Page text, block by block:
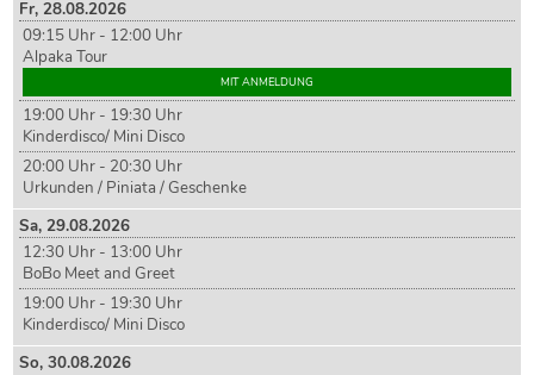
Fr,28.08.2026
09:15 Uhr - 12:00 Uhr
Alpaka Tour
MIT ANMELDUNG
19:00 Uhr - 19:30 Uhr
Kinderdisco/ Mini Disco
20:00 Uhr - 20:30 Uhr
Urkunden / Piniata / Geschenke
Sa,29.08.2026
12:30 Uhr - 13:00 Uhr
BoBo Meet and Greet
19:00 Uhr - 19:30 Uhr
Kinderdisco/ Mini Disco
So,30.08.2026